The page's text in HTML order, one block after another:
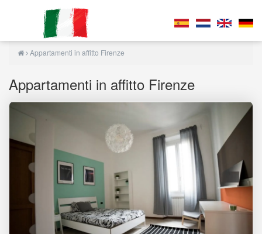
Appartamenti in affitto Firenze
Appartamenti in affitto Firenze